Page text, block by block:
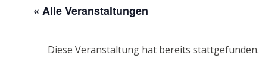
« Alle Veranstaltungen
Diese Veranstaltung hat bereits stattgefunden.